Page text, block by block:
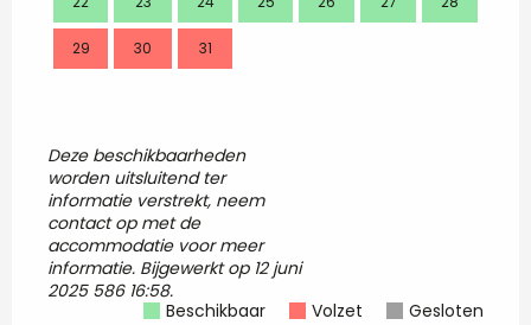
29 30 31
Deze beschikbaarheden
worden uitsluitend ter
informatie verstrekt, neem
contact op met de
accommodatie voor meer
informatie. Bijgewerkt op12 juni
2025 586 16:58.
Beschikbaar
Volzet Gesloten